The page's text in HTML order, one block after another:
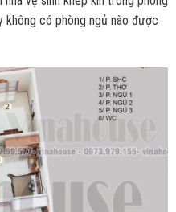
có phòng ngủ nào được